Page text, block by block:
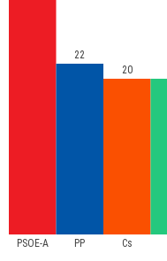
PSOE-A PP Cs
22
20